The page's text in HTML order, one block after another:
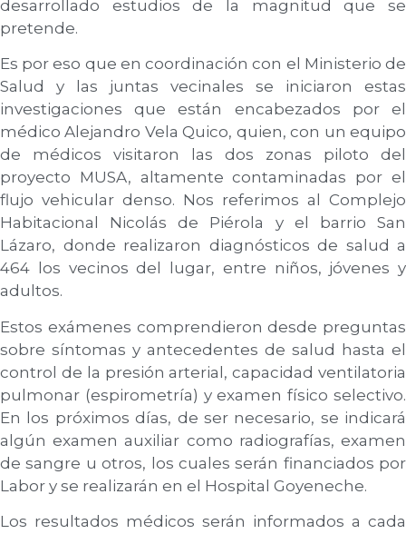
desarrollado estudios de la magnitud que se
pretende.
Es por eso que en coordinación con el Ministerio de
Salud y las juntas vecinales se iniciaron estas
investigaciones que están encabezados por el
médico Alejandro Vela Quico, quien, con un equipo
de médicos visitaron las dos zonas piloto del
proyecto MUSA, altamente contaminadas por el
flujo vehicular denso. Nos referimos al Complejo
Habitacional Nicolás de Piérola y el barrio San
Lázaro, donde realizaron diagnósticos de salud a
464 los vecinos del lugar, entre niños, jóvenes y
adultos.
Estos exámenes comprendieron desde preguntas
sobre síntomas y antecedentes de salud hasta el
control de la presión arterial, capacidad ventilatoria
pulmonar (espirometría) y examen físico selectivo.
En los próximos días, de ser necesario, se indicará
algún examen auxiliar como radiografías, examen
de sangre u otros, los cuales serán financiados por
Labor y se realizarán en el Hospital Goyeneche.
Los resultados médicos serán informados a cada